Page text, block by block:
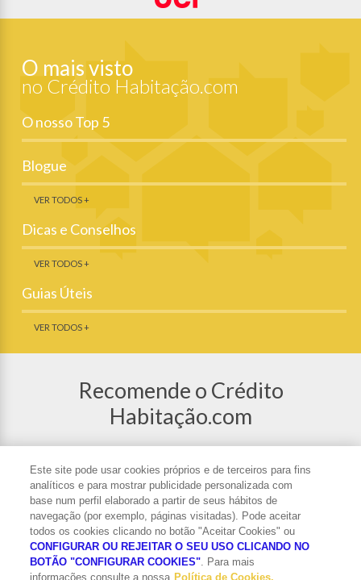
O mais visto
no Crédito Habitação.com
O nosso Top 5
Blogue
VER TODOS +
Dicas e Conselhos
VER TODOS +
Guias Úteis
VER TODOS +
Recomende o Crédito
Habitação.com
Partilhe o Crédito Habitação nas redes
sociais ou recomende o site a um amigo.
Subscrever Newsletter
Este site pode usar cookies próprios e de terceiros para fins
analíticos e para mostrar publicidade personalizada com
base num perfil elaborado a partir de seus hábitos de
navegação (por exemplo, páginas visitadas). Pode aceitar
todos os cookies clicando no botão "Aceitar Cookies" ou
CONFIGURAR OU REJEITAR O SEU USO CLICANDO NO
BOTÃO "CONFIGURAR COOKIES". Para mais
informações consulte a nossa Política de Cookies.